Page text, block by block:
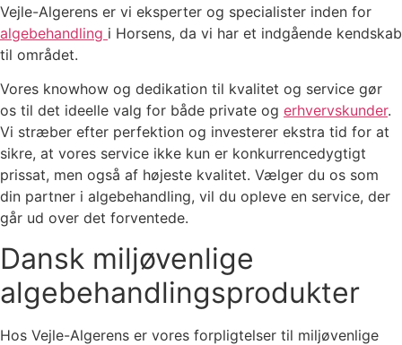
Vejle-Algerens er vi eksperter og specialister inden for
algebehandling i Horsens, da vi har et indgående kendskab
til området.
Vores knowhow og dedikation til kvalitet og service gør
os til det ideelle valg for både private og erhvervskunder.
Vi stræber efter perfektion og investerer ekstra tid for at
sikre, at vores service ikke kun er konkurrencedygtigt
prissat, men også af højeste kvalitet. Vælger du os som
din partner i algebehandling, vil du opleve en service, der
går ud over det forventede.
Dansk miljøvenlige
algebehandlingsprodukter
Hos Vejle-Algerens er vores forpligtelser til miljøvenlige